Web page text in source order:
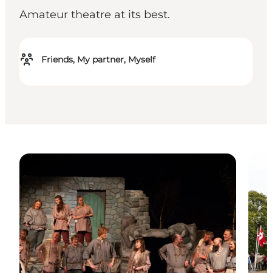
Amateur theatre at its best.
Friends, My partner, Myself